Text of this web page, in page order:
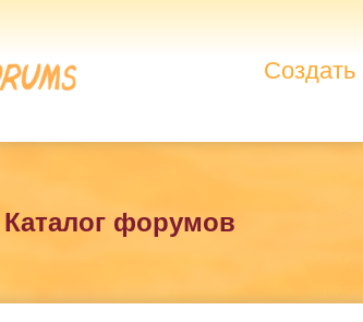
Создать
Каталог форумов